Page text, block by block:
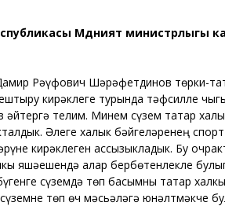
Мәдәният министрлыгы
Рәүфович Шәрәфетдинов төрки-
кирәклеге турында тәфсилле
әйтергә телим. Минем сүзем татар
Әлеге халык бәйгеләренең
кирәклеген ассызыкладык. Бу
яшәешендә алар бербөтенлекле
сүземдә төп басымны татар
төп өч мәсьәләгә юнәлтмәкче